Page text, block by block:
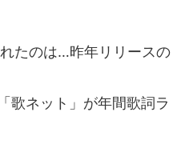
たのは…昨年リリースの
歌ネット」が年間歌詞ラ